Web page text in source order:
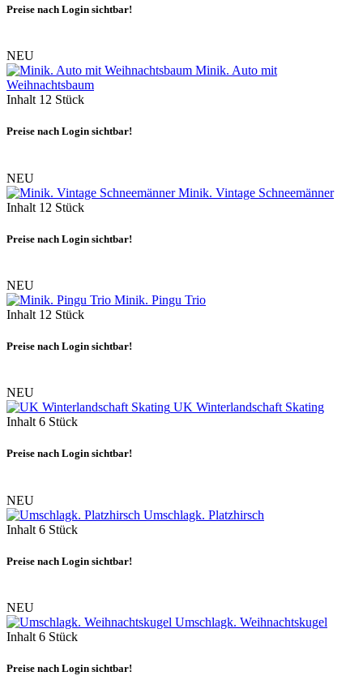
Preise nach Login sichtbar!
NEU
Minik. Auto mit
Weihnachtsbaum
Inhalt 12 Stück
Preise nach Login sichtbar!
NEU
Minik. Vintage Schneemänner
Inhalt 12 Stück
Preise nach Login sichtbar!
NEU
Minik. Pingu Trio
Inhalt 12 Stück
Preise nach Login sichtbar!
NEU
UK Winterlandschaft Skating
Inhalt 6 Stück
Preise nach Login sichtbar!
NEU
Umschlagk. Platzhirsch
Inhalt 6 Stück
Preise nach Login sichtbar!
NEU
Umschlagk. Weihnachtskugel
Inhalt 6 Stück
Preise nach Login sichtbar!